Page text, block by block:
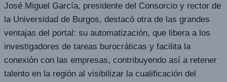
José Miguel García, presidente del Consorcio y rector de
la Universidad de Burgos, destacó otra de las grandes
ventajas del portal: su automatización, que libera a los
investigadores de tareas burocráticas y facilita la
conexión con las empresas, contribuyendo así a retener
talento en la región al visibilizar la cualificación del